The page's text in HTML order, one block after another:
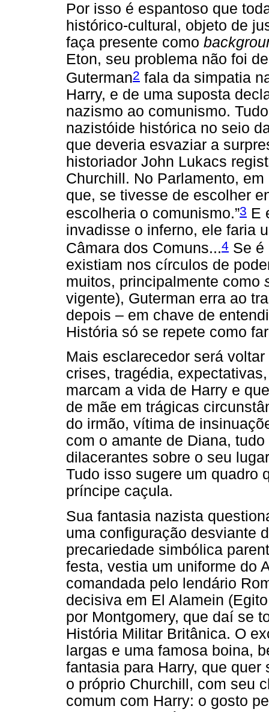
Por isso é espantoso que
histórico-cultural, objeto de
faça presente como
Eton, seu problema não foi
Guterman2 fala da simpatia
Harry, e de uma suposta
nazismo ao comunismo.
nazistóide histórica no seio
que deveria esvaziar a
historiador John Lukacs
Churchill. No Parlamento,
que, se tivesse de escolher
escolheria o comunismo.”3 E
invadisse o inferno, ele faria
Câmara dos Comuns...4 Se é
existiam nos círculos de
muitos, principalmente como
vigente), Guterman erra ao
depois – em chave de
História só se repete como
Mais esclarecedor será
crises, tragédia,
marcam a vida de Harry e
de mãe em trágicas
do irmão, vítima de
com o amante de Diana,
dilacerantes sobre o seu
Tudo isso sugere um quadro
príncipe caçula.
Sua fantasia nazista
uma configuração desviante
precariedade simbólica
festa, vestia um uniforme do
comandada pelo lendário
decisiva em El Alamein
por Montgomery, que daí se
História Militar Britânica. O
largas e uma famosa boina,
fantasia para Harry, que
o próprio Churchill, com seu
comum com Harry: o gosto